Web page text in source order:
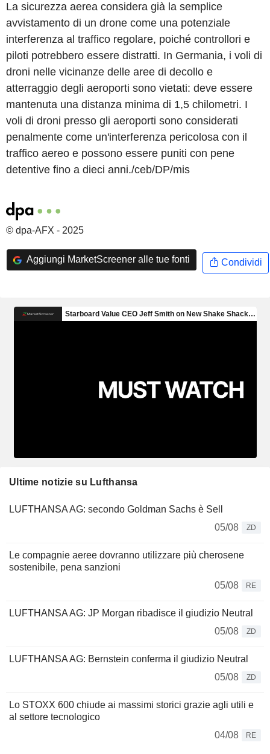
La sicurezza aerea considera già la semplice
avvistamento di un drone come una potenziale
interferenza al traffico regolare, poiché controllori e
piloti potrebbero essere distratti. In Germania, i voli di
droni nelle vicinanze delle aree di decollo e
atterraggio degli aeroporti sono vietati: deve essere
mantenuta una distanza minima di 1,5 chilometri. I
voli di droni presso gli aeroporti sono considerati
penalmente come un'interferenza pericolosa con il
traffico aereo e possono essere puniti con pene
detentive fino a dieci anni./ceb/DP/mis
© dpa-AFX - 2025
Aggiungi MarketScreener alle tue fonti Condividi
Ultime notizie su Lufthansa
LUFTHANSA AG: secondo Goldman Sachs è Sell
05/08
ZD
Le compagnie aeree dovranno utilizzare più cherosene
sostenibile, pena sanzioni
05/08
RE
LUFTHANSA AG: JP Morgan ribadisce il giudizio Neutral
05/08
ZD
LUFTHANSA AG: Bernstein conferma il giudizio Neutral
05/08
ZD
Lo STOXX 600 chiude ai massimi storici grazie agli utili e
al settore tecnologico
04/08
RE